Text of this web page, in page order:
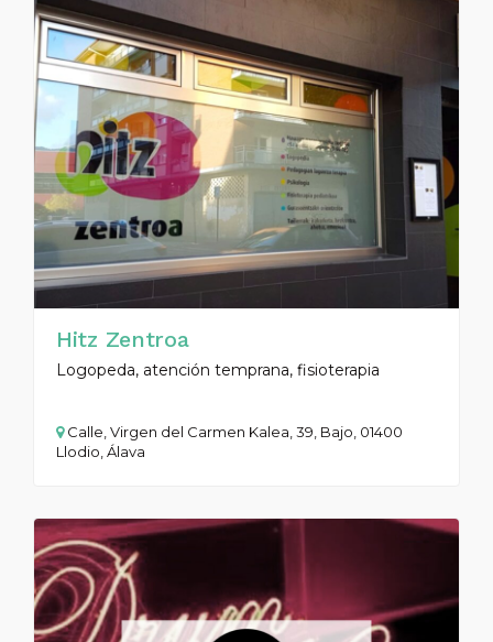
Hitz Zentroa
Logopeda, atención temprana, fisioterapia
Calle, Virgen del Carmen Kalea, 39, Bajo, 01400
Llodio, Álava